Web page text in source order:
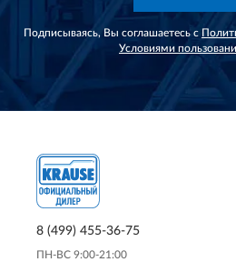
Подписываясь, Вы соглашаетесь с
Условиями
8 (499) 455-36-75
ПН-ВС 9:00-21:00